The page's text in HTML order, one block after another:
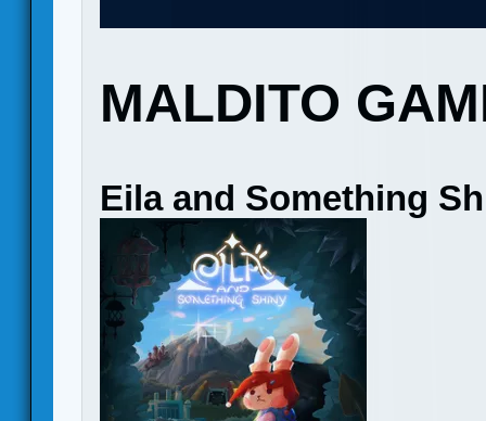
MALDITO
Eila and Something